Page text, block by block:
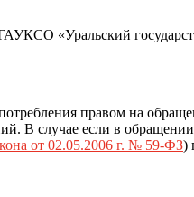
«Уральский
правом на
В случае если в
от 02.05.2006 г. № 59-ФЗ)